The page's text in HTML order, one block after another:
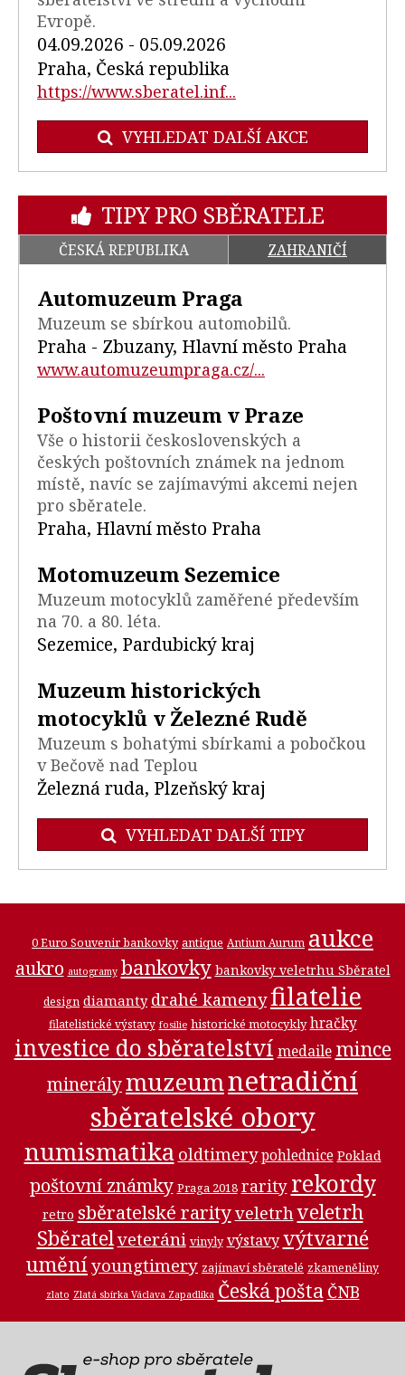
Evropě.
04.09.2026 - 05.09.2026
Praha, Česká republika
https://www.sberatel.inf...
VYHLEDAT DALŠÍ AKCE
TIPY PRO SBĚRATELE
ČESKÁ REPUBLIKA ZAHRANIČÍ
Automuzeum Praga
Muzeum se sbírkou automobilů.
Praha - Zbuzany, Hlavní město Praha
www.automuzeumpraga.cz/...
Poštovní muzeum v Praze
Vše o historii československých a
českých poštovních známek na jednom
místě, navíc se zajímavými akcemi nejen
pro sběratele.
Praha, Hlavní město Praha
Motomuzeum Sezemice
Muzeum motocyklů zaměřené především
na 70. a 80. léta.
Sezemice, Pardubický kraj
Muzeum historických
motocyklů v Železné Rudě
Muzeum s bohatými sbírkami a pobočkou
v Bečově nad Teplou
Železná ruda, Plzeňský kraj
VYHLEDAT DALŠÍ TIPY
0 Euro Souvenir bankovky antique Antium Aurum aukce
aukro autogramy bankovky bankovky veletrhu Sběratel
design diamanty drahé kamenyfilatelie
filatelistické výstavy fosilie historické motocykly hračky
investice do sběratelství medaile mince
minerálymuzeumnetradiční
sběratelské obory
numismatika oldtimery pohlednice Poklad
poštovní známky Praga 2018 rarity rekordy
retro sběratelské rarityveletrhveletrh
Sběratelveteráni vinyly výstavy výtvarné
uměníyoungtimery zajímaví sběratelé zkameněliny
zlato Zlatá sbírka Václava Zapadlíka Česká pošta ČNB